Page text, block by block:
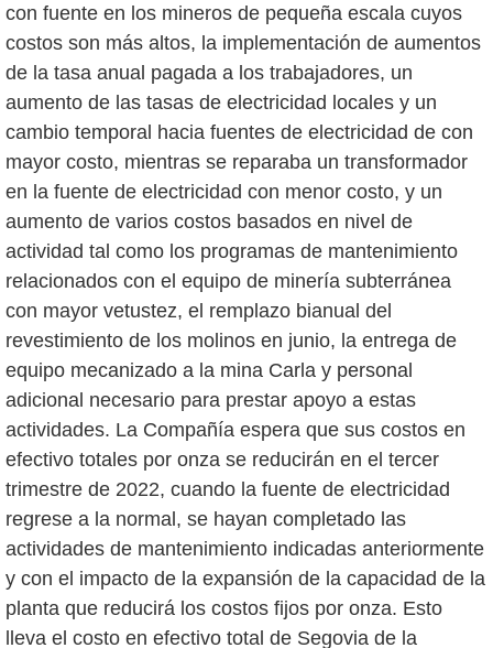
con fuente en los mineros de pequeña escala cuyos
costos son más altos, la implementación de aumentos
de la tasa anual pagada a los trabajadores, un
aumento de las tasas de electricidad locales y un
cambio temporal hacia fuentes de electricidad de con
mayor costo, mientras se reparaba un transformador
en la fuente de electricidad con menor costo, y un
aumento de varios costos basados en nivel de
actividad tal como los programas de mantenimiento
relacionados con el equipo de minería subterránea
con mayor vetustez, el remplazo bianual del
revestimiento de los molinos en junio, la entrega de
equipo mecanizado a la mina Carla y personal
adicional necesario para prestar apoyo a estas
actividades. La Compañía espera que sus costos en
efectivo totales por onza se reducirán en el tercer
trimestre de 2022, cuando la fuente de electricidad
regrese a la normal, se hayan completado las
actividades de mantenimiento indicadas anteriormente
y con el impacto de la expansión de la capacidad de la
planta que reducirá los costos fijos por onza. Esto
lleva el costo en efectivo total de Segovia de la